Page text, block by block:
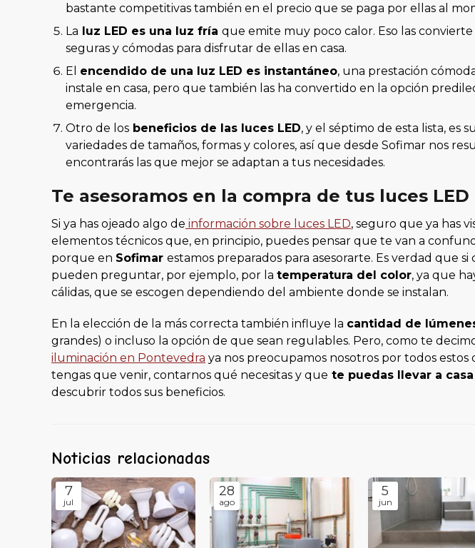
bastante competitivas también en el precio que se paga por ellas al
La luz LED es una luz fría que emite muy poco calor. Eso las
seguras y cómodas para disfrutar de ellas en casa.
El encendido de una luz LED es instantáneo, una prestación
instale en casa, pero que también las ha convertido en la opción
emergencia.
Otro de los beneficios de las luces LED, y el séptimo de esta lista, es
variedades de tamaños, formas y colores, así que desde Sofimar nos
encontrarás las que mejor se adaptan a tus necesidades.
Te asesoramos en la compra de tus luces LED
Si ya has ojeado algo de información sobre luces LED, seguro que ya has
elementos técnicos que, en principio, puedes pensar que te van a
porque en Sofimar estamos preparados para asesorarte. Es verdad que
pueden preguntar, por ejemplo, por la temperatura del color, ya que
cálidas, que se escogen dependiendo del ambiente donde se instalan.
En la elección de la más correcta también influye la cantidad de
grandes) o incluso la opción de que sean regulables. Pero, como te
iluminación en Pontevedra ya nos preocupamos nosotros por todos
tengas que venir, contarnos qué necesitas y que te puedas llevar a casa
descubrir todos sus beneficios.
Noticias relacionadas
7
jul
28
ago
5
jun